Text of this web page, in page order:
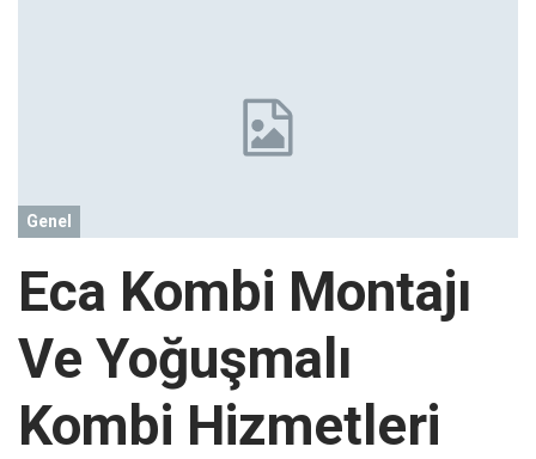
Genel
Eca Kombi Montajı
Ve Yoğuşmalı
Kombi Hizmetleri